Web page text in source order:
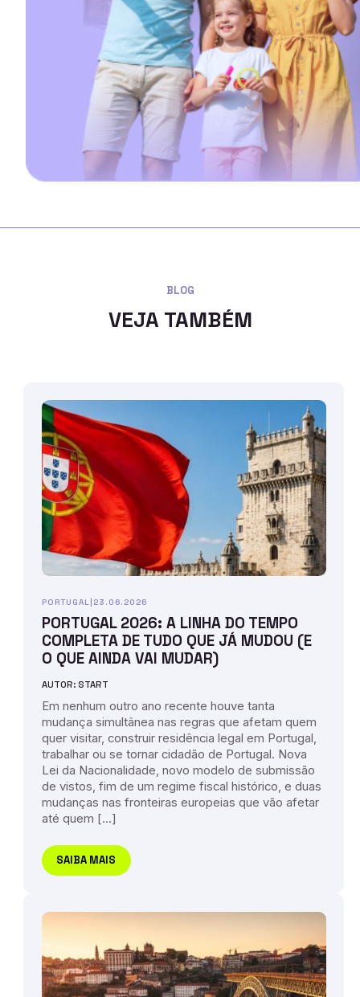
BLOG
VEJA TAMBÉM
PORTUGAL| 23.06.2026
PORTUGAL 2026: A LINHA DO TEMPO
COMPLETA DE TUDO QUE JÁ MUDOU (E
O QUE AINDA VAI MUDAR)
AUTOR: START
Em nenhum outro ano recente houve tanta
mudança simultânea nas regras que afetam quem
quer visitar, construir residência legal em Portugal,
trabalhar ou se tornar cidadão de Portugal. Nova
Lei da Nacionalidade, novo modelo de submissão
de vistos, fim de um regime fiscal histórico, e duas
mudanças nas fronteiras europeias que vão afetar
até quem […]
SAIBA MAIS